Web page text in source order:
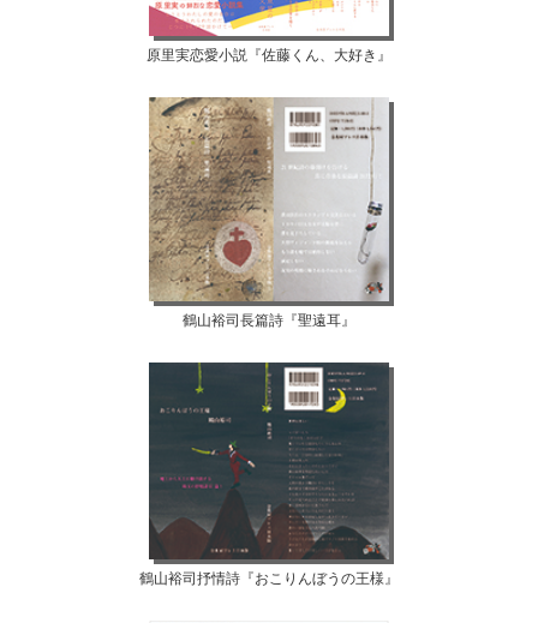
原里実恋愛小説『佐藤くん、大好き』
鶴山裕司長篇詩『聖遠耳』
鶴山裕司抒情詩『おこりんぼうの王様』